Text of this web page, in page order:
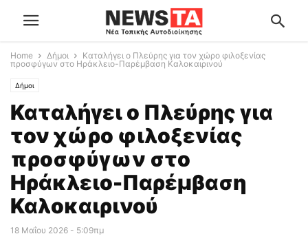
Home Δήμοι
Καταλήγει ο Πλεύρης για τον χώρο φιλοξενίας
προσφύγων στο Ηράκλειο-Παρέμβαση Καλοκαιρινού
Δήμοι
Καταλήγει ο Πλεύρης για
τον χώρο φιλοξενίας
προσφύγων στο
Ηράκλειο-Παρέμβαση
Καλοκαιρινού
18 Μαΐου 2026 - 5:09πμ